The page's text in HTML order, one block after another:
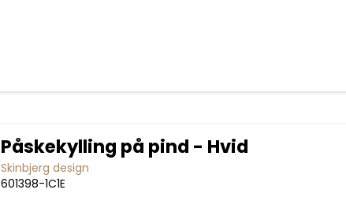
Påskekylling på pind - Hvid
Skinbjerg design
601398-1C1E